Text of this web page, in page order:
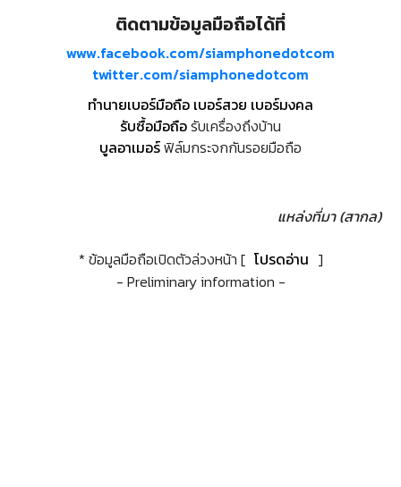
ติดตามข้อมูลมือถือได้ที่
www.facebook.com/siamphonedotcom
twitter.com/siamphonedotcom
ทำนายเบอร์มือถือ เบอร์สวย เบอร์มงคล
รับซื้อมือถือรับเครื่องถึงบ้าน
บูลอาเมอร์ฟิล์มกระจกกันรอยมือถือ
แหล่งที่มา (สากล)
* ข้อมูลมือถือเปิดตัวล่วงหน้า [ โปรดอ่าน ]
- Preliminary information -